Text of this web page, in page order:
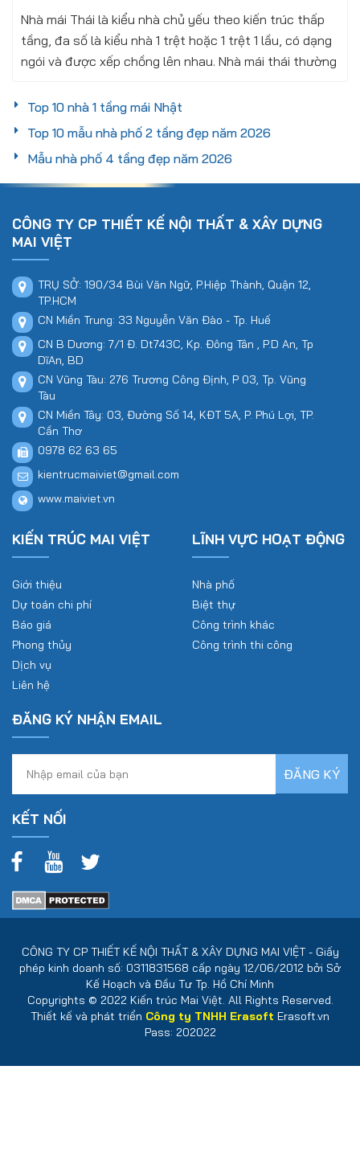
Nhà mái Thái là kiểu nhà chủ yếu theo kiến trúc thấp
tầng, đa số là kiểu nhà 1 trệt hoặc 1 trệt 1 lầu, có dạng
ngói và được xếp chồng lên nhau. Nhà mái thái thường
Top 10 nhà 1 tầng mái Nhật
Top 10 mẫu nhà phố 2 tầng đẹp năm 2026
Mẫu nhà phố 4 tầng đẹp năm 2026
CÔNG TY CP THIẾT KẾ NỘI THẤT & XÂY DỰNG
MAI VIỆT
TRỤ SỞ: 190/34 Bùi Văn Ngữ, P.Hiệp Thành, Quận 12,
TP.HCM
CN Miền Trung: 33 Nguyễn Văn Đào - Tp. Huế
CN B Dương: 7/1 Đ. Dt743C, Kp. Đông Tân , P.D An, Tp
DĩAn, BD
CN Vũng Tàu: 276 Trương Công Định, P 03, Tp. Vũng
Tàu
CN Miền Tây: 03, Đường Số 14, KĐT 5A, P. Phú Lợi, TP.
Cần Thơ
0978 62 63 65
kientrucmaiviet@gmail.com
www.maiviet.vn
KIẾN TRÚC MAI VIỆT
Giới thiệu
Dự toán chi phí
Báo giá
Phong thủy
Dịch vụ
Liên hệ
LĨNH VỰC HOẠT ĐỘNG
Nhà phố
Biệt thự
Công trình khác
Công trình thi công
ĐĂNG KÝ NHẬN EMAIL
KẾT NỐI
CÔNG TY CP THIẾT KẾ NỘI THẤT & XÂY DỰNG MAI VIỆT - Giấy
phép kinh doanh số: 0311831568 cấp ngày 12/06/2012 bởi Sở
Kế Hoạch và Đầu Tư Tp. Hồ Chí Minh
Copyrights © 2022 Kiến trúc Mai Việt. All Rights Reserved.
Thiết kế và phát triển Công ty TNHH Erasoft Erasoft.vn
Pass: 202022